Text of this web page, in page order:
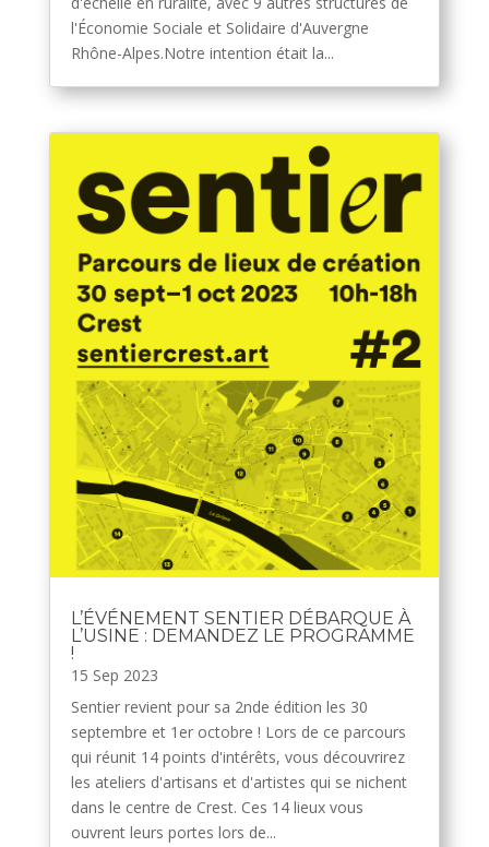
l'Économie Sociale et Solidaire d'Auvergne
Rhône-Alpes.Notre intention était la...
L’ÉVÉNEMENT SENTIER DÉBARQUE À
L’USINE : DEMANDEZ LE PROGRAMME
!
15 Sep 2023
Sentier revient pour sa 2nde édition les 30
septembre et 1er octobre ! Lors de ce parcours
qui réunit 14 points d'intérêts, vous découvrirez
les ateliers d'artisans et d'artistes qui se nichent
dans le centre de Crest. Ces 14 lieux vous
ouvrent leurs portes lors de...